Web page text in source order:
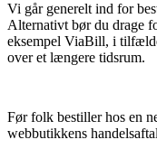
Vi går generelt ind for
Alternativt bør du drage
eksempel ViaBill, i
over et længere tidsrum.
Før folk bestiller hos en
webbutikkens